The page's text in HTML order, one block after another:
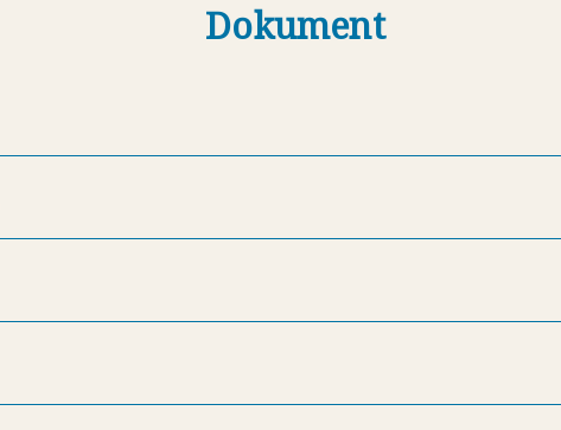
Dokument